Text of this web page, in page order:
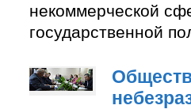
некоммерческой
государственной